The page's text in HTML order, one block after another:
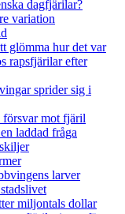
dagfjärilar?
variation
glömma hur det var
rapsfjärilar efter
sprider sig i
mot fjäril
laddad fråga
larver
miljontals dollar